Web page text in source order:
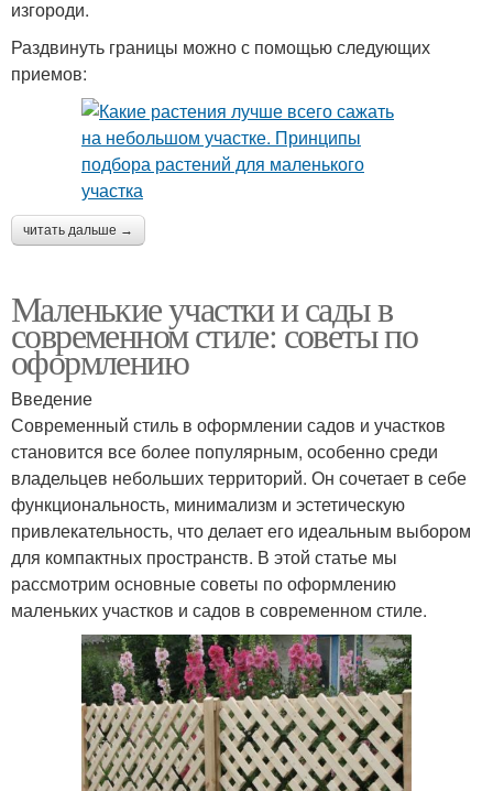
изгороди.
Раздвинуть границы можно с помощью следующих
приемов:
читать дальше →
Маленькие участки и сады в
современном стиле: советы по
оформлению
Введение
Современный стиль в оформлении садов и участков
становится все более популярным, особенно среди
владельцев небольших территорий. Он сочетает в себе
функциональность, минимализм и эстетическую
привлекательность, что делает его идеальным выбором
для компактных пространств. В этой статье мы
рассмотрим основные советы по оформлению
маленьких участков и садов в современном стиле.